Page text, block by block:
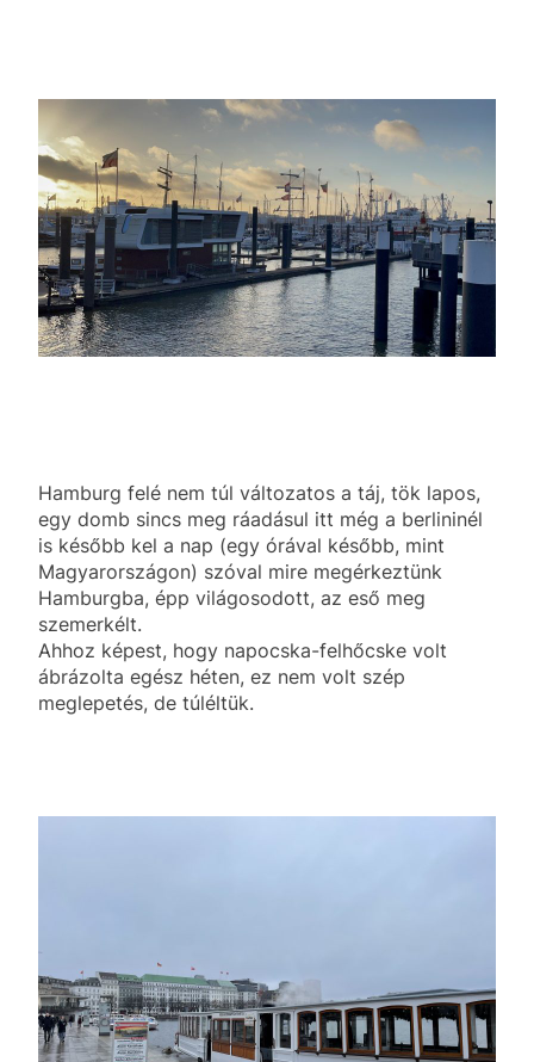
Hamburg felé nem túl változatos a táj, tök lapos,
egy domb sincs meg ráadásul itt még a berlininél
is később kel a nap (egy órával később, mint
Magyarországon) szóval mire megérkeztünk
Hamburgba, épp világosodott, az eső meg
szemerkélt.
Ahhoz képest, hogy napocska-felhőcske volt
ábrázolta egész héten, ez nem volt szép
meglepetés, de túléltük.